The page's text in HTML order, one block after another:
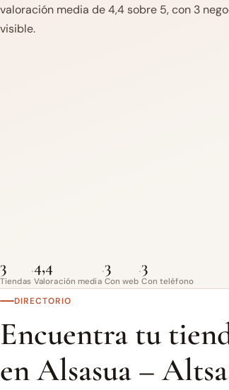
valoración media de 4,4 sobre 5, con 3
visible.
3
Tiendas
·4,4
Valoración media
·3
Con web
·3
Con teléfono
DIRECTORIO
Encuentra tu
en Alsasua –